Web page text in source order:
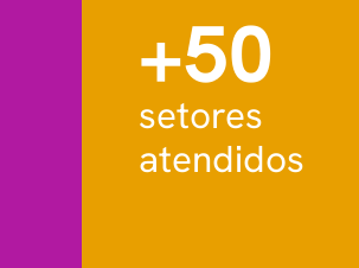
+50
setores
atendidos